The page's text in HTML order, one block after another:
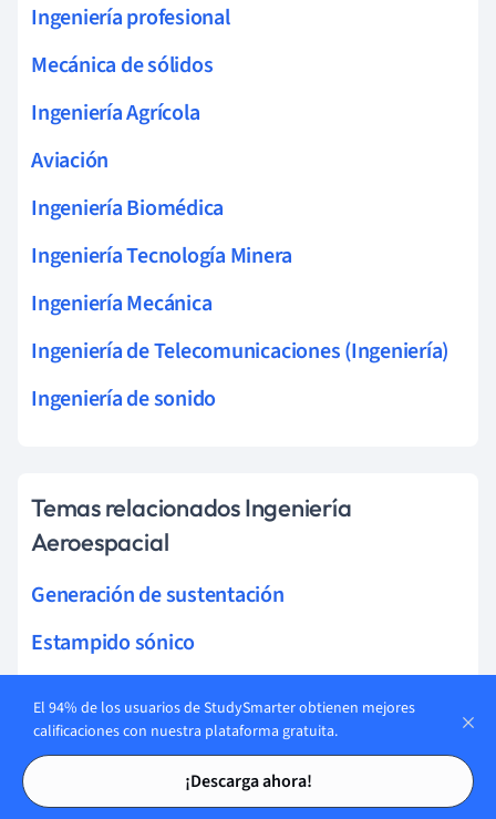
Tarjetas de estudio
Tarjetas de estudio
Ingeniería profesional
Mecánica de sólidos
Ingeniería Agrícola
Aviación
Ingeniería Biomédica
Ingeniería Tecnología Minera
Ingeniería Mecánica
Ingeniería de Telecomunicaciones (Ingeniería)
Ingeniería de sonido
Temas relacionados Ingeniería
Aeroespacial
Generación de sustentación
Estampido sónico
Estructuras Sandwich
Pandeo del panel
El 94% de los usuarios de StudySmarter obtienen mejores
calificaciones con nuestra plataforma gratuita.
¡Descarga ahora!